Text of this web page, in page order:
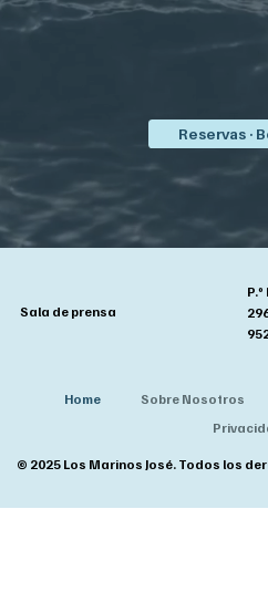
Reservas ·
Sala de prensa
Home Sobre Nosotros
© 2025 Los Marinos José. Todos los